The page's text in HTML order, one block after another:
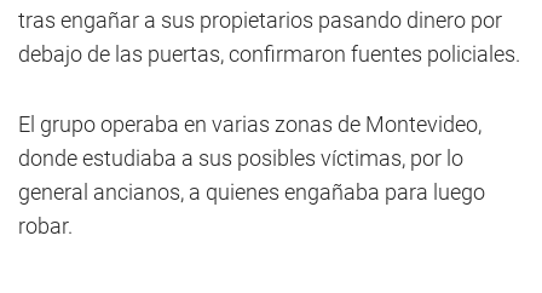
tras engañar a sus propietarios pasando dinero por
debajo de las puertas, confirmaron fuentes policiales.
El grupo operaba en varias zonas de Montevideo,
donde estudiaba a sus posibles víctimas, por lo
general ancianos, a quienes engañaba para luego
robar.